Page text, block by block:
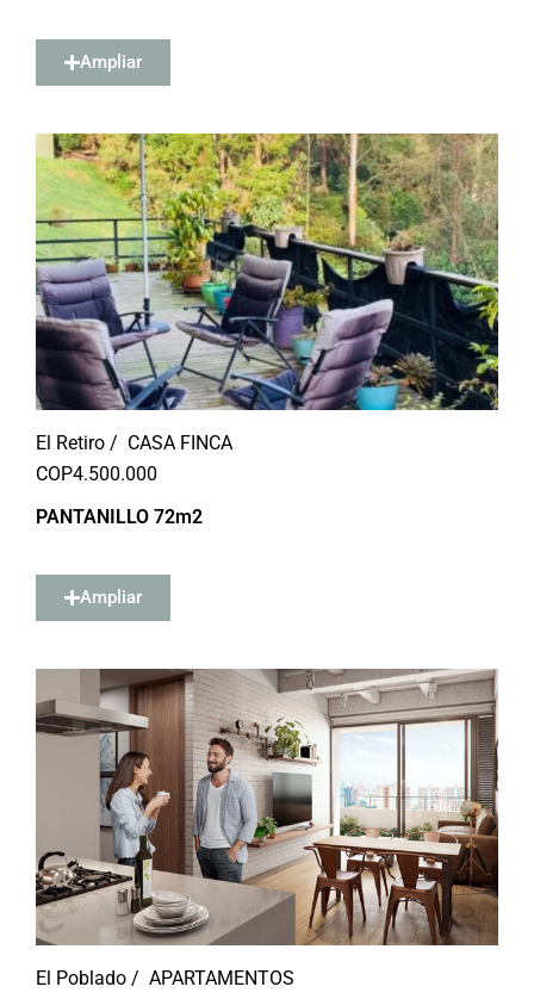
Ampliar
El Retiro / CASA FINCA
COP4.500.000
PANTANILLO 72m2
Ampliar
El Poblado / APARTAMENTOS